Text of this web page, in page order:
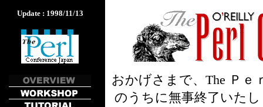
Update : 1998/11/13
おかげさまで、The Ｐｅ
のうちに無事終了いた